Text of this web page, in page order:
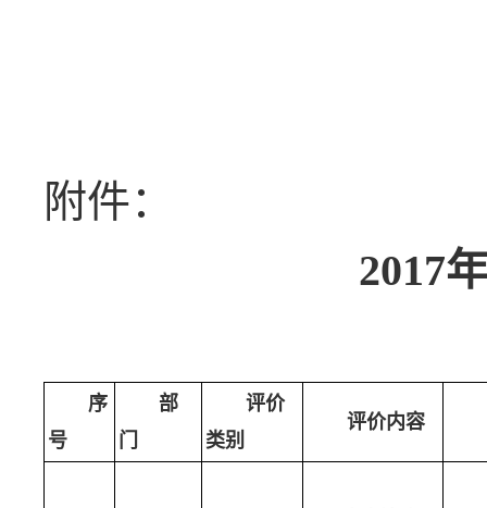
附件：
2017
序
号
部
门
评价
类别
评价内容